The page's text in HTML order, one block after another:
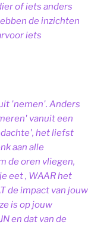
of iets anders
de inzichten
iets
'nemen'. Anders
vanuit een
het liefst
aan alle
de oren vliegen,
eet , WAAR het
de impact van jouw
is op jouw
en dat van de